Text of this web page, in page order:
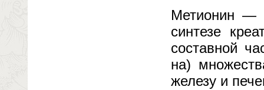
Метионин —
синтезе
составной
на)
железу и